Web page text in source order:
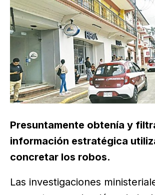
Presuntamente obtenía y
información estratégica
concretar los robos.
Las investigaciones